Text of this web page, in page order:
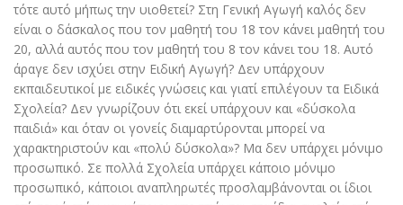
τότε αυτό μήπως την υιοθετεί? Στη Γενική Αγωγή καλός δεν
είναι ο δάσκαλος που τον μαθητή του 18 τον κάνει μαθητή του
20, αλλά αυτός που τον μαθητή του 8 τον κάνει του 18. Αυτό
άραγε δεν ισχύει στην Ειδική Αγωγή? Δεν υπάρχουν
εκπαιδευτικοί µε ειδικές γνώσεις και γιατί επιλέγουν τα Ειδικά
Σχολεία? Δεν γνωρίζουν ότι εκεί υπάρχουν και «δύσκολα
παιδιά» και όταν οι γονείς διαμαρτύρονται µπορεί να
χαρακτηριστούν και «πολύ δύσκολα»? Μα δεν υπάρχει µόνιμο
προσωπικό. Σε πολλά Σχολεία υπάρχει κάποιο μόνιμο
προσωπικό, κάποιοι αναπληρωτές προσλαμβάνονται οι ίδιοι